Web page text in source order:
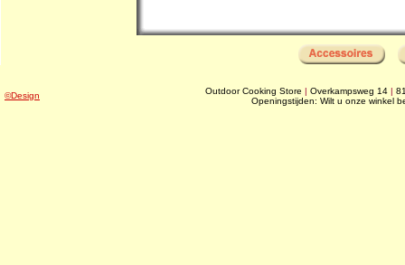
©Design Outdoor Cooking Store | Overkampsweg 14|
Openingstijden: Wilt u onze winkel